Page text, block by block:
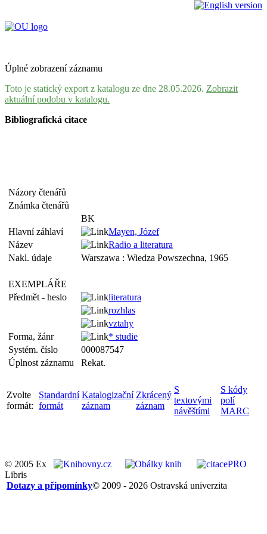
Úplné zobrazení záznamu
Toto je statický export z katalogu ze dne 28.05.2026. Zobrazit
aktuální podobu v katalogu.
Bibliografická citace
Názory čtenářů
Známka čtenářů
BK
Hlavní záhlaví
Mayen, Józef
Název
Radio a literatura
Nakl. údaje
Warszawa : Wiedza Powszechna, 1965
EXEMPLÁŘE
Předmět - heslo
literatura
rozhlas
vztahy
Forma, žánr
* studie
Systém. číslo
000087547
Úplnost záznamu
Rekat.
Zvolte
formát:
Standardní
formát
Katalogizační
záznam
Zkrácený
záznam
S
textovými
návěštími
S kódy
polí
MARC
© 2005 Ex
Libris
© 2009 - 2026 Ostravská univerzita
Dotazy a připomínky